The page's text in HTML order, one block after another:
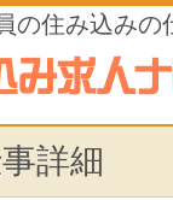
の住み込みの
詳細